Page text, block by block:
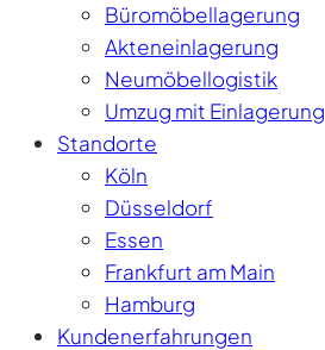
Büromöbellagerung
Akteneinlagerung
Neumöbellogistik
Umzug mit Einlagerung
Standorte
Köln
Düsseldorf
Essen
Frankfurt am Main
Hamburg
Kundenerfahrungen